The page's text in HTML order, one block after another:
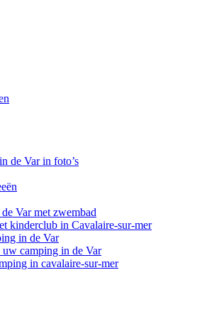
de Var in foto’s
Var met zwembad
kinderclub in Cavalaire-sur-mer
in de Var
uw camping in de Var
in cavalaire-sur-mer